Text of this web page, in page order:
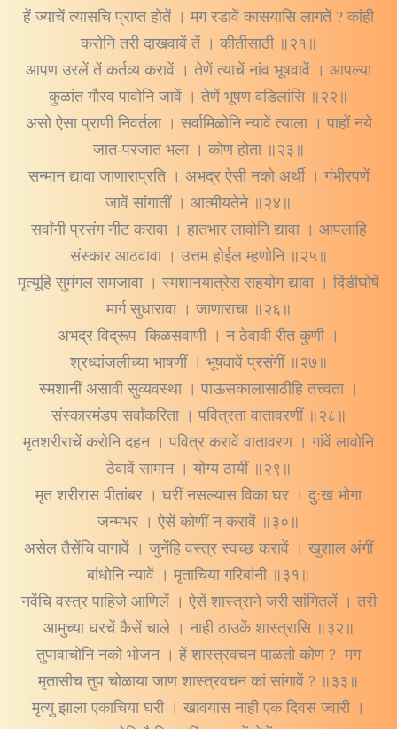
हें ज्याचें त्यासचि प्राप्त होतें । मग रडावें कासयासि लागतें ? कांही
करोनि तरी दाखवावें तें । कीर्तीसाठी ॥२१॥
आपण उरलें तें कर्तव्य करावें । तेणें त्याचें नांव भूषवावें । आपल्या
कुळांत गौरव पावोनि जावें । तेणें भूषण वडिलांसि ॥२२॥
असो ऐसा प्राणी निवर्तला । सर्वामिळोनि न्यावें त्याला । पाहों नये
जात-परजात भला । कोण होता ॥२३॥
सन्मान द्यावा जाणाराप्रति । अभद्र ऐसी नको अर्थी । गंभीरपणें
जावें सांगातीं । आत्मीयतेने ॥२४॥
सर्वांनी प्रसंग नीट करावा । हातभार लावोनि द्यावा । आपलाहि
संस्कार आठवावा । उत्तम होईल म्हणोनि ॥२५॥
मृत्यूहि सुमंगल समजावा । स्मशानयात्रेस सहयोग द्यावा । दिंडीघोषें
मार्ग सुधारावा । जाणाराचा ॥२६॥
अभद्र विद्रूप किळसवाणी । न ठेवावी रीत कुणी ।
श्रध्दांजलीच्या भाषणीं । भूषवावें प्रसंगीं ॥२७॥
स्मशानीं असावी सुव्यवस्था । पाऊसकालासाठीहि तत्त्वता ।
संस्कारमंडप सर्वांकरिता । पवित्रता वातावरणीं ॥२८॥
मृतशरीराचें करोनि दहन । पवित्र करावें वातावरण । गांवें लावोनि
ठेवावें सामान । योग्य ठायीं ॥२९॥
मृत शरीरास पीतांबर । घरीं नसल्यास विका घर । दु:ख भोगा
जन्मभर । ऐसें कोणीं न करावें ॥३०॥
असेल तैसेंचि वागावें । जुनेंहि वस्त्र स्वच्छ करावें । खुशाल अंगीं
बांधोनि न्यावें । मृताचिया गरिबांनी ॥३१॥
नवेंचि वस्त्र पाहिजे आणिलें । ऐसें शास्त्राने जरी सांगितलें । तरी
आमुच्या घरचें कैसें चाले । नाही ठाउकें शास्त्रासि ॥३२॥
तुपावाचोनि नको भोजन । हें शास्त्रवचन पाळतो कोण ? मग
मृतासीच तुप चोळाया जाण शास्त्रवचन कां सांगावें ? ॥३३॥
मृत्यु झाला एकाचिया घरी । खावयास नाही एक दिवस ज्वारी ।